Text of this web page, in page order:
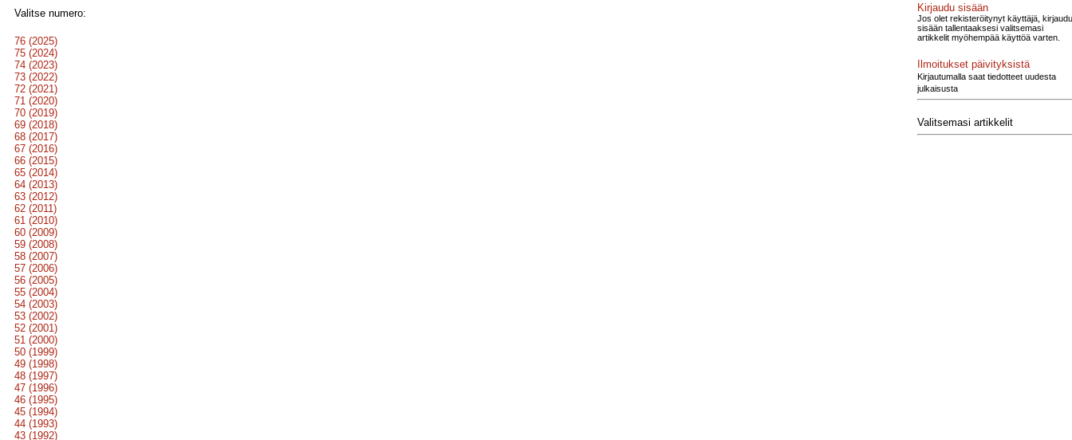
Valitse numero:
76 (2025)
75 (2024)
74 (2023)
73 (2022)
72 (2021)
71 (2020)
70 (2019)
69 (2018)
68 (2017)
67 (2016)
66 (2015)
65 (2014)
64 (2013)
63 (2012)
62 (2011)
61 (2010)
60 (2009)
59 (2008)
58 (2007)
57 (2006)
56 (2005)
55 (2004)
54 (2003)
53 (2002)
52 (2001)
51 (2000)
50 (1999)
49 (1998)
48 (1997)
47 (1996)
46 (1995)
45 (1994)
44 (1993)
43 (1992)
Kirjaudu sisään
Jos olet rekisteröitynyt käyttäjä, kirjaudu
sisään tallentaaksesi valitsemasi
artikkelit myöhempää käyttöä varten.
Ilmoitukset päivityksistä
Kirjautumalla saat tiedotteet uudesta
julkaisusta
Valitsemasi artikkelit